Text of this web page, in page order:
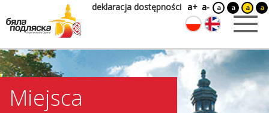
deklaracja dostępności a+ a- a a a a
Miejsca